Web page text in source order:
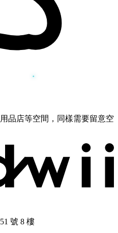
品店等空間，同樣需要留意空
號 8 樓